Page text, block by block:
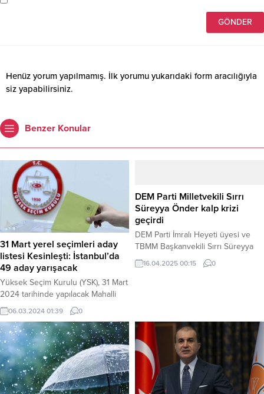
Henüz yorum yapılmamış. İlk yorumu yukarıdaki form aracılığıyla
siz yapabilirsiniz.
Benzer Konular
31 Mart yerel seçimleri aday
listesi Kesinleşti: İstanbul’da
49 aday yarışacak
Yüksek Seçim Kurulu (YSK), 31 Mart
2024 tarihinde yapılacak Mahalli
İdareler Genel Seçimleri’ne ilişkin
kesinleşen aday listelerini internet
sitesinde yayımladı. Listeye göre,
30 büyükşehirde en fazla adayın
yarışacağı il İstanbul oldu.
İstanbul’da 49 Aday Yarışacak
İstanbul Büyükşehir Belediye
Başkanlığı adaylığında 22 siyasi
06.03.2024 01:39 0
DEM Parti Milletvekili Sırrı
Süreyya Önder kalp krizi
geçirdi
DEM Parti İmralı Heyeti üyesi ve
TBMM Başkanvekili Sırrı Süreyya
Önder, dün akşam saatlerinde ciddi
bir kalp rahatsızlığı geçirerek
tedavisinin İstanbul’da devam ettiği
bildirildi. Açıklamada, Önder’in
sağlık durumunun titizlikle takip
edildiği ve gelişmeler hakkında
bilgilendirme...
16.04.2025 00:15 0